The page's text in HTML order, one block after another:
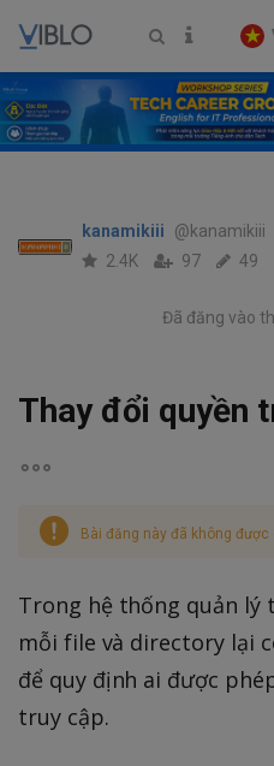
kanamikiii @kanamikiii
2.4K 97 49
Đã đăng vào
Thay đổi quyền
Bài đăng này đã không
Trong hệ thống quản lý
mỗi file và directory lại
để quy định ai được
truy cập.